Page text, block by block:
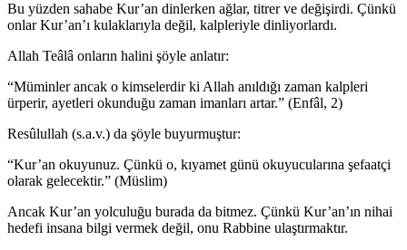
Bu yüzden sahabe Kur’an dinlerken ağlar, titrer ve değişirdi. Çünkü
onlar Kur’an’ı kulaklarıyla değil, kalpleriyle dinliyorlardı.
Allah Teâlâ onların halini şöyle anlatır:
“Müminler ancak o kimselerdir ki Allah anıldığı zaman kalpleri
ürperir, ayetleri okunduğu zaman imanları artar.” (Enfâl, 2)
Resûlullah (s.a.v.) da şöyle buyurmuştur:
“Kur’an okuyunuz. Çünkü o, kıyamet günü okuyucularına şefaatçi
olarak gelecektir.” (Müslim)
Ancak Kur’an yolculuğu burada da bitmez. Çünkü Kur’an’ın nihai
hedefi insana bilgi vermek değil, onu Rabbine ulaştırmaktır.